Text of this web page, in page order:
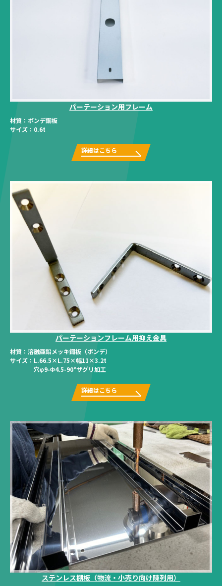
パーテーション用フレーム
材質： ボンデ鋼板
サイズ： 0.6t
詳細はこちら
パーテーションフレーム用抑え金具
材質： 溶融亜鉛メッキ鋼板（ボンデ）
サイズ： L.66.5×L.75×幅11×3.2t
穴φ9-Φ4.5-90°ザグリ加工
詳細はこちら
ステンレス棚板（物流・小売り向け陳列用）